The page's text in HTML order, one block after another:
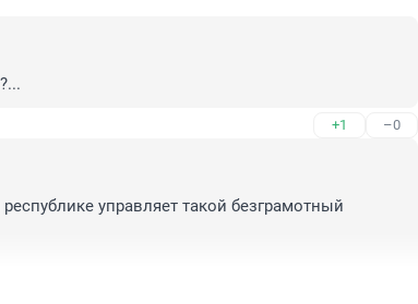
+1 –0
управляет такой безграмотный